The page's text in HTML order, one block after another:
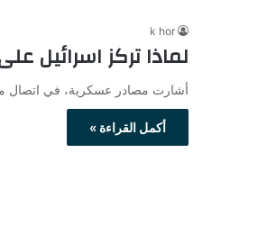
k hor
لماذا تركز اسرائيل
أشارت مصادر عسكرية، في اتصال مع
أكمل القراءة »